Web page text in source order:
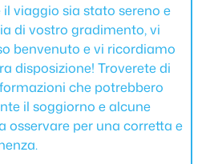
viaggio sia stato sereno e
di vostro gradimento, vi
benvenuto e vi ricordiamo
disposizione! Troverete di
che potrebbero
il soggiorno e alcune
osservare per una corretta e